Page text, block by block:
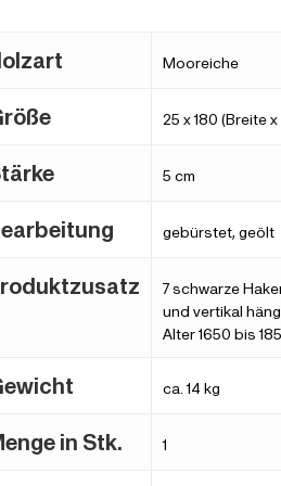
Mooreiche
25 x 180 (Breite
5 cm
gebürstet, geölt
7 schwarze
und vertikal
Alter 1650 bis
ca. 14 kg
in Stk. 1